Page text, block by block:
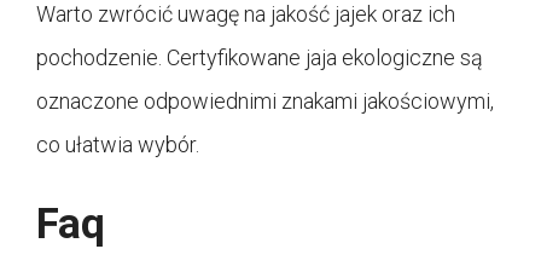
Warto zwrócić uwagę na jakość jajek oraz ich
pochodzenie. Certyfikowane jaja ekologiczne są
oznaczone odpowiednimi znakami jakościowymi,
co ułatwia wybór.
Faq